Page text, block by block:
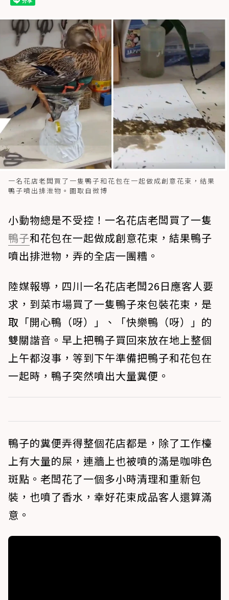
一名花店老闆買了一隻鴨子和花包在一起做成創意花束，結果
鴨子噴出排泄物。圖取自微博
小動物總是不受控！一名花店老闆買了一隻
鴨子和花包在一起做成創意花束，結果鴨子
噴出排泄物，弄的全店一團糟。
陸媒報導，四川一名花店老闆26日應客人要
求，到菜市場買了一隻鴨子來包裝花束，是
取「開心鴨（呀）」、「快樂鴨（呀）」的
雙關諧音。早上把鴨子買回來放在地上整個
上午都沒事，等到下午準備把鴨子和花包在
一起時，鴨子突然噴出大量糞便。
鴨子的糞便弄得整個花店都是，除了工作檯
上有大量的屎，連牆上也被噴的滿是咖啡色
斑點。老闆花了一個多小時清理和重新包
裝，也噴了香水，幸好花束成品客人還算滿
意。